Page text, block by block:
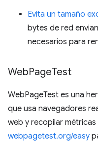
Evita un tamaño
bytes de red
necesarios para
WebPageTest
WebPageTest es una
que usa navegadores
web y recopilar métricas
webpagetest.org/easy